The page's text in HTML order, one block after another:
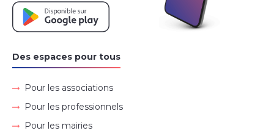
Des espaces pour tous
Pour les associations
Pour les professionnels
Pour les mairies